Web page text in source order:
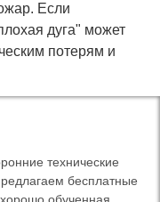
Если
дуга" может
потерям и
технические
бесплатные